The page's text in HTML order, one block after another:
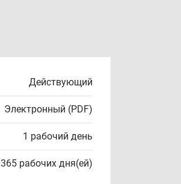
Действующий
Электронный (PDF)
1 рабочий день
365 рабочих дня(ей)